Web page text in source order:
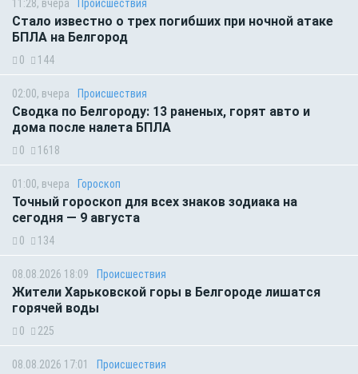
11:28, вчера Происшествия
Стало известно о трех погибших при ночной атаке
БПЛА на Белгород
0 144
02:00, вчера Происшествия
Сводка по Белгороду: 13 раненых, горят авто и
дома после налета БПЛА
0 1618
01:00, вчера Гороскоп
Точный гороскоп для всех знаков зодиака на
сегодня — 9 августа
0 134
08.08.2026 18:09 Происшествия
Жители Харьковской горы в Белгороде лишатся
горячей воды
0 225
08.08.2026 17:01 Происшествия